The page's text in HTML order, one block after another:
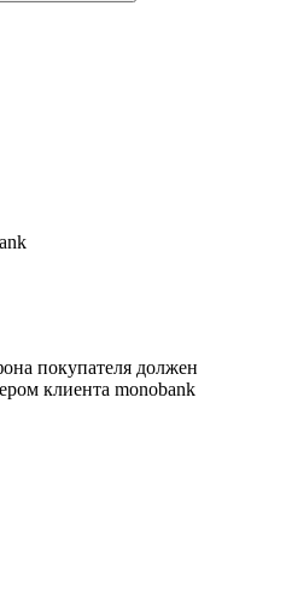
покупателя должен
клиента monobank